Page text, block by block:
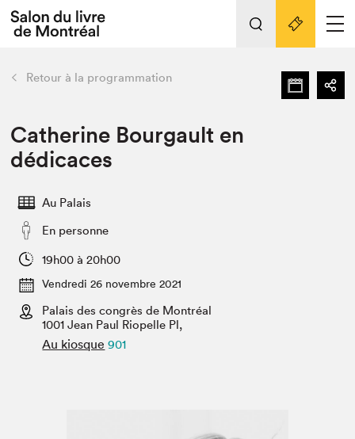
Espace médias
Espace exposant⋅e⋅s
Tout sur l'édition 2022
Actualités
Club de lecture Braindate
retour Nos activités
Édition 2022
Planifier sa visite
Nous connaître
Projets partenaires 2022
Archives
Liens pratiques
Retour à la programmation
Catherine Bourgault en
dédicaces
Au Palais
En personne
19h00 à 20h00
Vendredi 26 novembre 2021
Palais des congrès de Montréal
1001 Jean Paul Riopelle Pl,
Au kiosque 901